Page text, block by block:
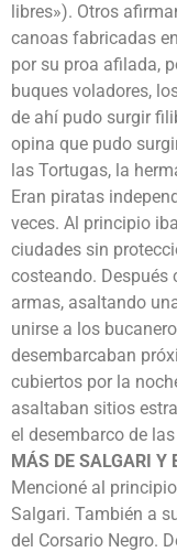
libres»). Otros
canoas fabricadas
por su proa afilada,
buques voladores,
de ahí pudo surgir
opina que pudo
las Tortugas, la
Eran piratas
veces. Al principio
ciudades sin
costeando. Después
armas, asaltando
unirse a los
desembarcaban
cubiertos por la
asaltaban sitios
el desembarco de
MÁS DE SALGARI Y
Mencioné al
Salgari. También a
del Corsario Negro.